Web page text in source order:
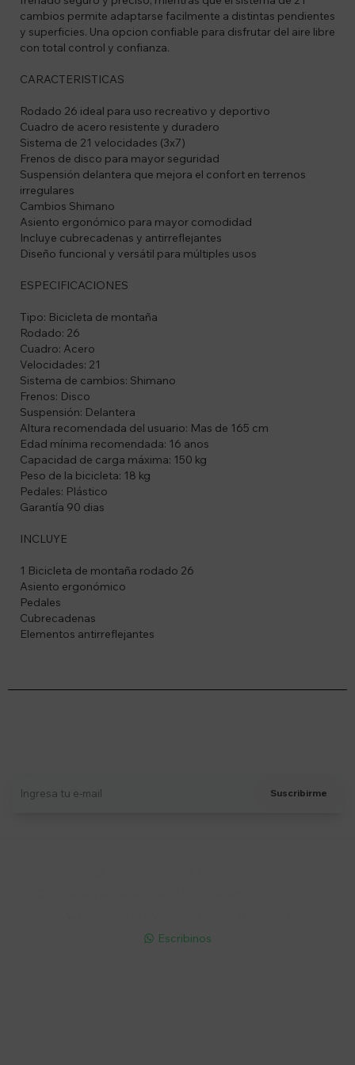
cambios permite adaptarse facilmente a distintas pendientes
y superficies. Una opcion confiable para disfrutar del aire libre
con total control y confianza.
CARACTERISTICAS
Rodado 26 ideal para uso recreativo y deportivo
Cuadro de acero resistente y duradero
Sistema de 21 velocidades (3x7)
Frenos de disco para mayor seguridad
Suspensión delantera que mejora el confort en terrenos
irregulares
Cambios Shimano
Asiento ergonómico para mayor comodidad
Incluye cubrecadenas y antirreflejantes
Diseño funcional y versátil para múltiples usos
ESPECIFICACIONES
Tipo: Bicicleta de montaña
Rodado: 26
Cuadro: Acero
Velocidades: 21
Sistema de cambios: Shimano
Frenos: Disco
Suspensión: Delantera
Altura recomendada del usuario: Mas de 165 cm
Edad mínima recomendada: 16 anos
Capacidad de carga máxima: 150 kg
Peso de la bicicleta: 18 kg
Pedales: Plástico
Garantía 90 dias
INCLUYE
1 Bicicleta de montaña rodado 26
Asiento ergonómico
Pedales
Cubrecadenas
Elementos antirreflejantes
Suscribirme
 Escribinos